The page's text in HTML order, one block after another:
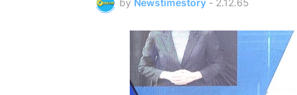
by Newstimestory - 2.12.65